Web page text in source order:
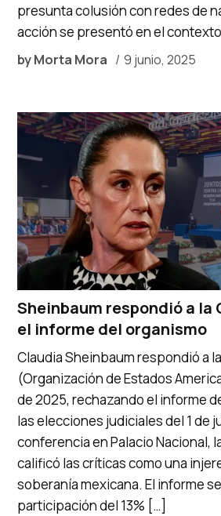
byMorta Mora 9 junio, 2025
presunta colusión con redes de
acción se presentó en el
Sheinbaum respondió a la
el informe del organismo
Claudia Sheinbaum respondió a
(Organización de Estados
de 2025, rechazando el informe
las elecciones judiciales del 1 de
conferencia en Palacio Nacional,
calificó las críticas como una
soberanía mexicana. El informe
participación del 13% […]